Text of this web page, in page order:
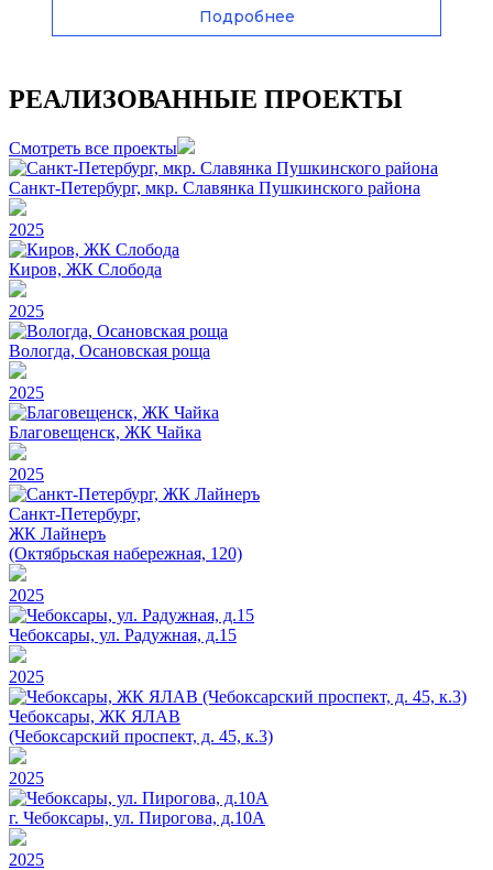
Подробнее
РЕАЛИЗОВАННЫЕ ПРОЕКТЫ
Смотреть все проекты
Санкт-Петербург, мкр. Славянка Пушкинского района
2025
Киров, ЖК Слобода
2025
Вологда, Осановская роща
2025
Благовещенск, ЖК Чайка
2025
Санкт-Петербург,
ЖК Лайнеръ
(Октябрьская набережная, 120)
2025
Чебоксары, ул. Радужная, д.15
2025
Чебоксары, ЖК ЯЛАВ
(Чебоксарский проспект, д. 45, к.3)
2025
г. Чебоксары, ул. Пирогова, д.10А
2025